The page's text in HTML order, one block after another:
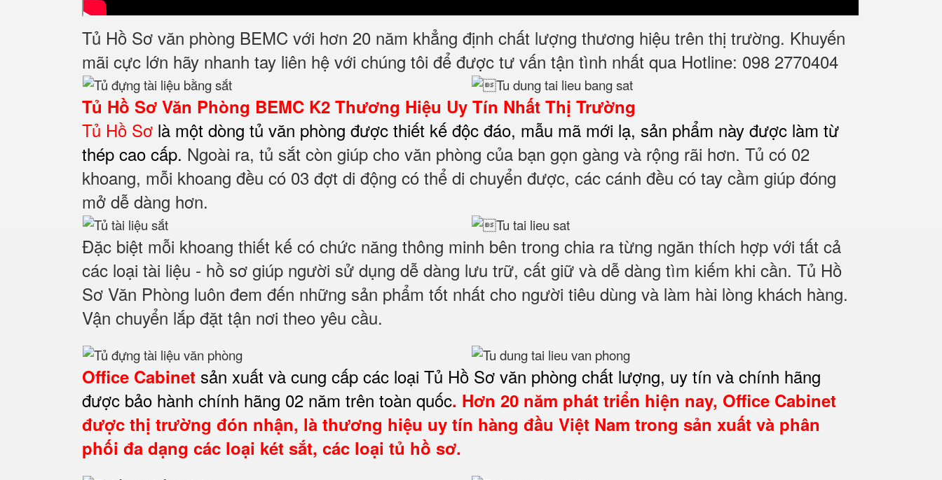
Tủ Hồ Sơ văn phòng BEMC với hơn 20 năm khẳng định chất lượng thương hiệu trên thị trường. Khuyến
mãi cực lớn hãy nhanh tay liên hệ với chúng tôi để được tư vấn tận tình nhất qua Hotline: 098 2770404
Tủ Hồ Sơ Văn Phòng BEMC K2 Thương Hiệu Uy Tín Nhất Thị Trường
Tủ Hồ Sơ là một dòng tủ văn phòng được thiết kế độc đáo, mẫu mã mới lạ, sản phẩm này được làm từ
thép cao cấp. Ngoài ra, tủ sắt còn giúp cho văn phòng của bạn gọn gàng và rộng rãi hơn. Tủ có 02
khoang, mỗi khoang đều có 03 đợt di động có thể di chuyển được, các cánh đều có tay cầm giúp đóng
mở dễ dàng hơn.
Đặc biệt mỗi khoang thiết kế có chức năng thông minh bên trong chia ra từng ngăn thích hợp với tất cả
các loại tài liệu - hồ sơ giúp người sử dụng dễ dàng lưu trữ, cất giữ và dễ dàng tìm kiếm khi cần. Tủ Hồ
Sơ Văn Phòng luôn đem đến những sản phẩm tốt nhất cho người tiêu dùng và làm hài lòng khách hàng.
Vận chuyển lắp đặt tận nơi theo yêu cầu.
Office Cabinet sản xuất và cung cấp các loại Tủ Hồ Sơ văn phòng chất lượng, uy tín và chính hãng
được bảo hành chính hãng 02 năm trên toàn quốc. Hơn 20 năm phát triển hiện nay, Office Cabinet
được thị trường đón nhận, là thương hiệu uy tín hàng đầu Việt Nam trong sản xuất và phân
phối đa dạng các loại két sắt, các loại tủ hồ sơ.